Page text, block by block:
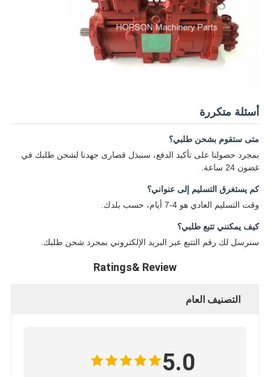
أسئلة متكررة
متى ستقوم بشحن طلبي؟
بمجرد حصولنا على تأكيد الدفع، سنبذل قصارى جهدنا لشحن طلبك في
غضون 24 ساعة.
كم يستغرق التسليم إلى عنواني؟
وقت التسليم العادي هو 4-7 أيام، حسب بلدك.
كيف يمكنني تتبع طلبي؟
سنرسل لك رقم التتبع عبر البريد الإلكتروني بمجرد شحن طلبك.
Ratings& Review
التصنيف العام
5.0